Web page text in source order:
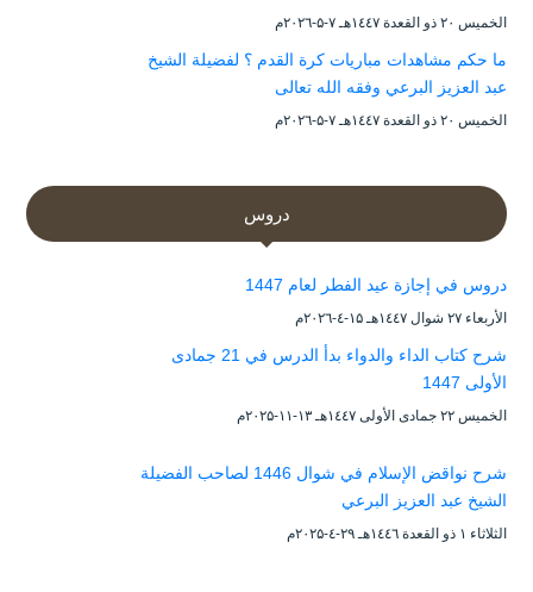
الخميس ۲۰ ذو القعدة ۱٤٤۷هـ ۷-۵-۲۰۲٦م
ما حكم مشاهدات مباريات كرة القدم ؟ لفضيلة الشيخ
عبد العزيز البرعي وفقه الله تعالى
الخميس ۲۰ ذو القعدة ۱٤٤۷هـ ۷-۵-۲۰۲٦م
دروس
دروس في إجازة عيد الفطر لعام 1447
الأربعاء ۲۷ شوال ۱٤٤۷هـ ۱۵-٤-۲۰۲٦م
شرح كتاب الداء والدواء بدأ الدرس في 21 جمادى
الأولى 1447
الخميس ۲۲ جمادى الأولى ۱٤٤۷هـ ۱۳-۱۱-۲۰۲۵م
شرح نواقض الإسلام في شوال 1446 لصاحب الفضيلة
الشيخ عبد العزيز البرعي
الثلاثاء ۱ ذو القعدة ۱٤٤٦هـ ۲۹-٤-۲۰۲۵م